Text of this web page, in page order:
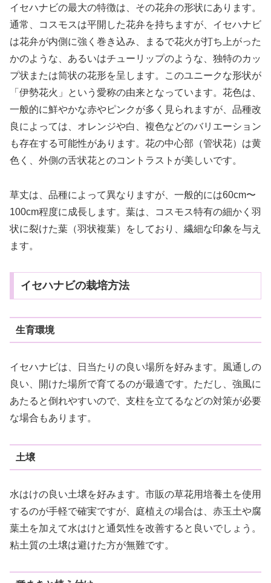
イセハナビの最大の特徴は、その花弁の形状にあります。
通常、コスモスは平開した花弁を持ちますが、イセハナビ
は花弁が内側に強く巻き込み、まるで花火が打ち上がった
かのような、あるいはチューリップのような、独特のカッ
プ状または筒状の花形を呈します。このユニークな形状が
「伊勢花火」という愛称の由来となっています。花色は、
一般的に鮮やかな赤やピンクが多く見られますが、品種改
良によっては、オレンジや白、複色などのバリエーション
も存在する可能性があります。花の中心部（管状花）は黄
色く、外側の舌状花とのコントラストが美しいです。
草丈は、品種によって異なりますが、一般的には60cm〜
100cm程度に成長します。葉は、コスモス特有の細かく羽
状に裂けた葉（羽状複葉）をしており、繊細な印象を与え
ます。
イセハナビの栽培方法
生育環境
イセハナビは、日当たりの良い場所を好みます。風通しの
良い、開けた場所で育てるのが最適です。ただし、強風に
あたると倒れやすいので、支柱を立てるなどの対策が必要
な場合もあります。
土壌
水はけの良い土壌を好みます。市販の草花用培養土を使用
するのが手軽で確実ですが、庭植えの場合は、赤玉土や腐
葉土を加えて水はけと通気性を改善すると良いでしょう。
粘土質の土壌は避けた方が無難です。